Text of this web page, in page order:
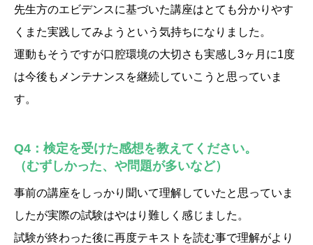
先生方のエビデンスに基づいた講座はとても分かりやす
くまた実践してみようという気持ちになりました。
運動もそうですが口腔環境の大切さも実感し3ヶ月に1度
は今後もメンテナンスを継続していこうと思っていま
す。
Q4：検定を受けた感想を教えてください。
（むずしかった、や問題が多いなど）
事前の講座をしっかり聞いて理解していたと思っていま
したが実際の試験はやはり難しく感じました。
試験が終わった後に再度テキストを読む事で理解がより